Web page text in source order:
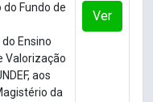
Fundo de
Ensino
Valorização
aos
da
Ver